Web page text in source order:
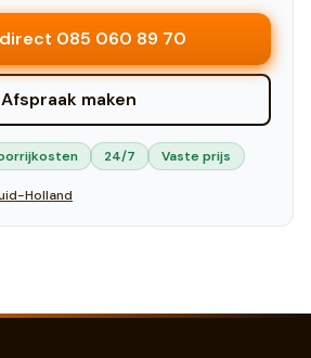
085 060 89 70
Afspraak maken
24/7 Vaste prijs
Holland